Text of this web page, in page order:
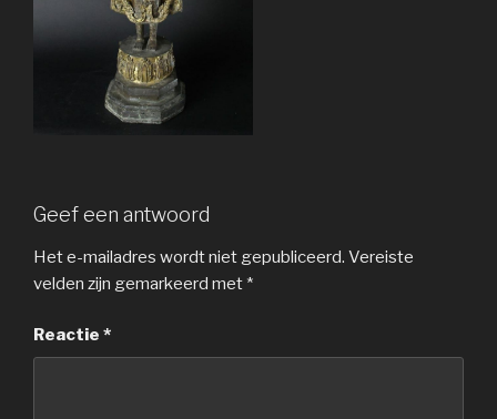
Geef een antwoord
Het e-mailadres wordt niet gepubliceerd. Vereiste
velden zijn gemarkeerd met *
Reactie *